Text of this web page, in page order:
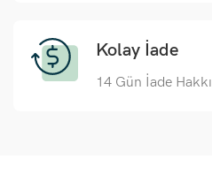
Kolay İade
14 Gün İade Hakkı